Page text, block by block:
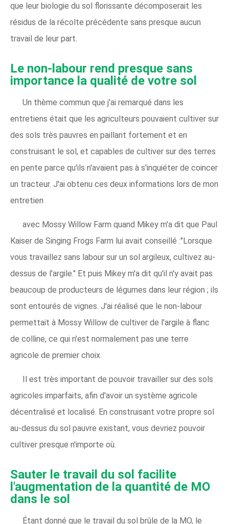
que leur biologie du sol florissante décomposerait les
résidus de la récolte précédente sans presque aucun
travail de leur part.
Le non-labour rend presque sans
importance la qualité de votre sol
Un thème commun que j'ai remarqué dans les
entretiens était que les agriculteurs pouvaient cultiver sur
des sols très pauvres en paillant fortement et en
construisant le sol, et capables de cultiver sur des terres
en pente parce qu'ils n'avaient pas à s'inquiéter de coincer
un tracteur. J'ai obtenu ces deux informations lors de mon
entretien
avec Mossy Willow Farm quand Mikey m'a dit que Paul
Kaiser de Singing Frogs Farm lui avait conseillé :"Lorsque
vous travaillez sans labour sur un sol argileux, cultivez au-
dessus de l'argile." Et puis Mikey m'a dit qu'il n'y avait pas
beaucoup de producteurs de légumes dans leur région ; ils
sont entourés de vignes. J'ai réalisé que le non-labour
permettait à Mossy Willow de cultiver de l'argile à flanc
de colline, ce qui n'est normalement pas une terre
agricole de premier choix.
Il est très important de pouvoir travailler sur des sols
agricoles imparfaits, afin d'avoir un système agricole
décentralisé et localisé. En construisant votre propre sol
au-dessus du sol pauvre existant, vous devriez pouvoir
cultiver presque n'importe où.
Sauter le travail du sol facilite
l'augmentation de la quantité de MO
dans le sol
Étant donné que le travail du sol brûle de la MO, le